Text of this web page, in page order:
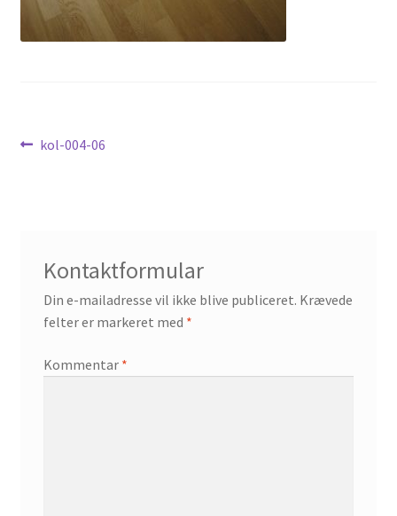
Nyheder
Indlægsnavigation
Forrige
kol-004-06
Kontaktformular
Din e-mailadresse vil ikke blive publiceret. Krævede
felter er markeret med *
Kommentar *